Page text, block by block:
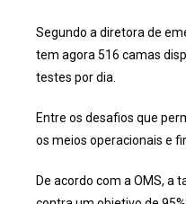
Segundo a diretora de
tem agora 516 camas
testes por dia.
Entre os desafios que
os meios operacionais e
De acordo com a OMS, a